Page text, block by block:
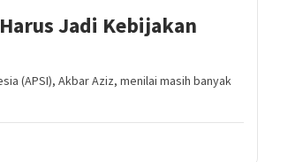
Jadi Kebijakan
(APSI), Akbar Aziz, menilai masih banyak